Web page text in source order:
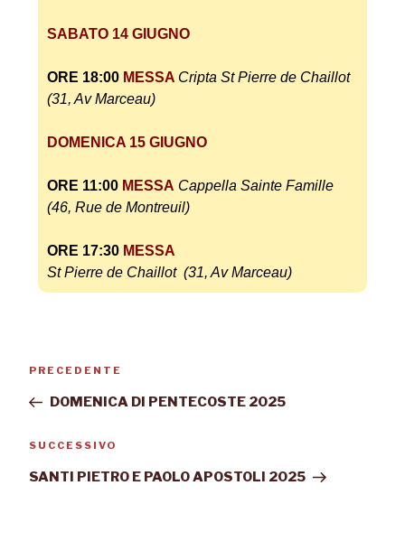
SABATO 14 GIUGNO
ORE 18:00 MESSA Cripta St Pierre de Chaillot
(31, Av Marceau)
DOMENICA 15 GIUGNO
ORE 11:00 MESSA Cappella Sainte Famille
(46, Rue de Montreuil)
ORE 17:30 MESSA
St Pierre de Chaillot (31, Av Marceau)
PRECEDENTE
DOMENICA DI PENTECOSTE 2025
SUCCESSIVO
SANTI PIETRO E PAOLO APOSTOLI 2025